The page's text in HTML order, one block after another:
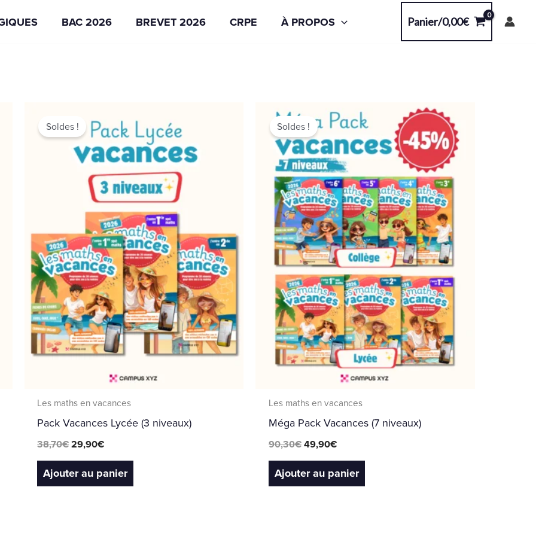
BAC 2026 BREVET 2026 CRPE À PROPOS Panier/0,00€
Soldes !
Les maths en vacances
Pack Vacances Lycée (3 niveaux)
38,70€
prix
initial
était :
38,70€.
29,90€
actuel
est :
29,90€.
Ajouter au panier
Soldes !
Les maths en vacances
Méga Pack Vacances (7 niveaux)
90,30€
prix
initial
était :
90,30€.
49,90€
prix
actuel
est :
49,90€.
Ajouter au panier